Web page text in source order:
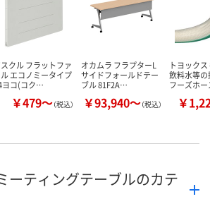
クル フラットファ
エコノミータイプ
ヨコ(コク…
￥479～（税込）
オカムラ フラプターL
サイドフォールドテー
ブル 81F2A…
￥93,940～（税込）
トヨックス
飲料水等
フーズホ
￥
ーティングテーブルのカテ